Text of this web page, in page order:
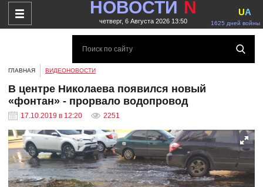
НОВОСТИ N
четверг, 6 Августа 2026 13:50 1625 дней войны
UA
ГЛАВНАЯ ВИДЕОНОВОСТИ
В центре Николаева появился новый
«фонтан» - прорвало водопровод
17.10.2019 в 12:20 2251